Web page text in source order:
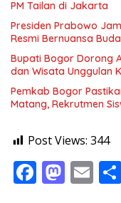
PM Tailan di Jakarta
Presiden Prabowo
Resmi Bernuansa
Bupati Bogor Dorong
dan Wisata Unggulan
Pemkab Bogor
Matang, Rekrutmen
Post Views: 344
F M E